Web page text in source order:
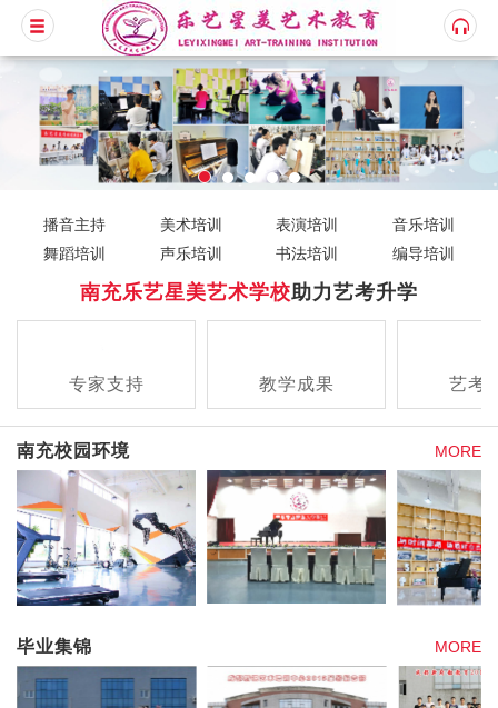
播音主持 美术培训 表演培训
音乐培训
舞蹈培训
声乐培训 书法培训 编导培训
南充乐艺星美艺术学校助力艺考升学
专家支持
查看详情
教学成果 艺考
查看
南充校园环境 MORE
毕业集锦 MORE